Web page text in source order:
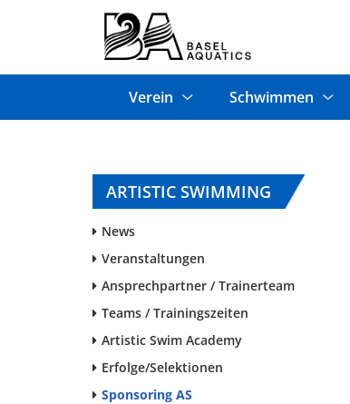
Verein Schwimmen
ARTISTIC SWIMMING
News
Veranstaltungen
Ansprechpartner / Trainerteam
Teams / Trainingszeiten
Artistic Swim Academy
Erfolge/Selektionen
Sponsoring AS